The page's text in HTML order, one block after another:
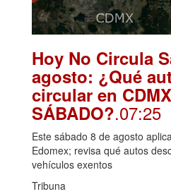
Hoy No Circula
agosto: ¿Qué
circular en
SÁBADO?.07:25
Este sábado 8 de agosto
Edomex; revisa qué autos
vehículos exentos
Tribuna